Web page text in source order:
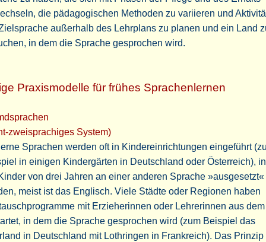
die pädagogischen Methoden zu variieren und
außerhalb des Lehrplans zu planen und ein Land
in dem die Sprache gesprochen wird.
Praxismodelle für frühes Sprachenlernen
zweisprachiges System)
Sprachen werden oft in Kindereinrichtungen eingeführt
in einigen Kindergärten in Deutschland oder Österreich),
von drei Jahren an einer anderen Sprache »ausgesetzt«
meist ist das Englisch. Viele Städte oder Regionen haben
mit Erzieherinnen oder Lehrerinnen aus
in dem die Sprache gesprochen wird (zum Beispiel das
in Deutschland mit Lothringen in Frankreich). Das Prinzip